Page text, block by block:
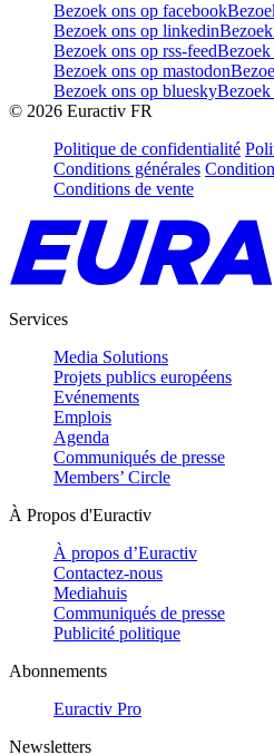
Bezoek ons op facebook
Bezoek ons op linkedin
Bezoek ons op rss-feedBezoek
Bezoek ons op mastodon
Bezoek ons op blueskyBezoek
© 2026 Euractiv FR
Politique de confidentialité
Conditions générales
Conditions de vente
Services
Media Solutions
Projets publics européens
Evénements
Emplois
Agenda
Communiqués de presse
Members’ Circle
À Propos d'Euractiv
À propos d’Euractiv
Contactez-nous
Mediahuis
Communiqués de presse
Publicité politique
Abonnements
Euractiv Pro
Newsletters